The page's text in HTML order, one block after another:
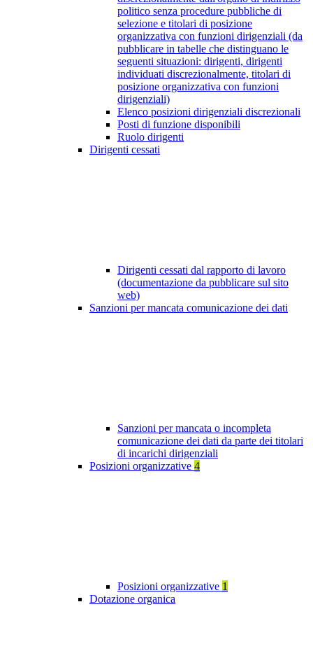
politico senza procedure pubbliche di
selezione e titolari di posizione
organizzativa con funzioni dirigenziali (da
pubblicare in tabelle che distinguano le
seguenti situazioni: dirigenti, dirigenti
individuati discrezionalmente, titolari di
posizione organizzativa con funzioni
dirigenziali)
Elenco posizioni dirigenziali discrezionali
Posti di funzione disponibili
Ruolo dirigenti
Dirigenti cessati
Dirigenti cessati dal rapporto di lavoro
(documentazione da pubblicare sul sito
web)
Sanzioni per mancata comunicazione dei dati
Sanzioni per mancata o incompleta
comunicazione dei dati da parte dei titolari
di incarichi dirigenziali
Posizioni organizzative 4
Posizioni organizzative 1
Dotazione organica